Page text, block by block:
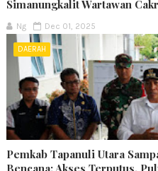
Simanungkalit Wartawan
Ng Dec 01, 2025
DAERAH
Pemkab Tapanuli Utara